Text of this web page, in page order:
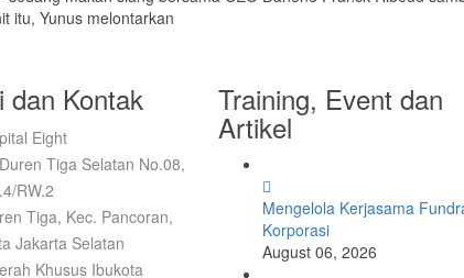
itu, Yunus melontarkan
dan Kontak
Eight
Tiga Selatan No.08,
RW.2
Tiga, Kec. Pancoran,
Jakarta Selatan
Khusus Ibukota
Training, Event dan
Artikel
Mengelola Kerjasama
Korporasi
August 06, 2026